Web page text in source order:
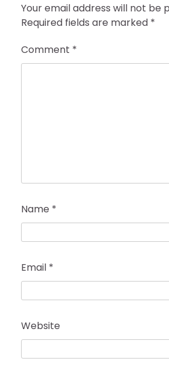
Your email address will not be
Required fields are marked *
Comment *
Name *
Email *
Website